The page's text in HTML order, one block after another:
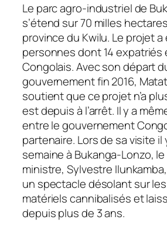
Le parc agro-industriel de
s’étend sur 70 milles
province du Kwilu. Le projet
personnes dont 14 expatriés
Congolais. Avec son départ
gouvernement fin 2016,
soutient que ce projet n’a
est depuis à l’arrêt. Il y a
entre le gouvernement
partenaire. Lors de sa visite il
semaine à Bukanga-Lonzo,
ministre, Sylvestre
un spectacle désolant sur
matériels cannibalisés et
depuis plus de 3 ans.